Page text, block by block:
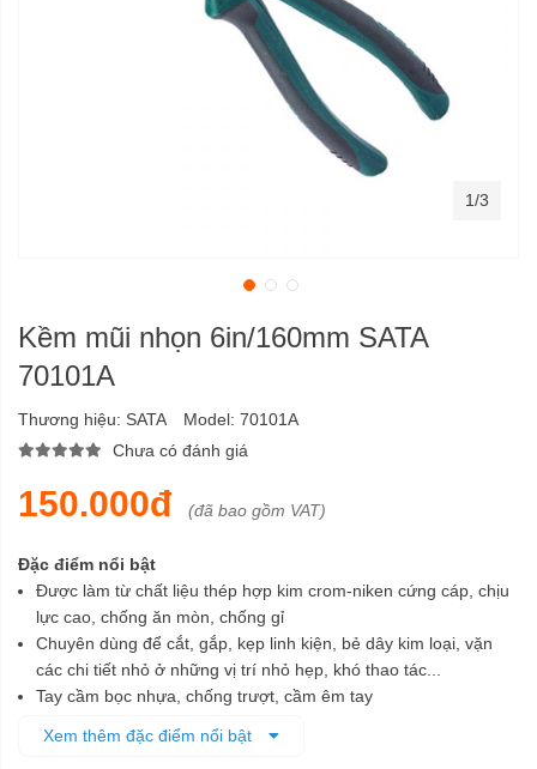
Kềm mũi nhọn 6in/160mm SATA
70101A
Thương hiệu: SATA Model: 70101A
Chưa có đánh giá
150.000đ (đã bao gồm VAT)
Đặc điểm nổi bật
Được làm từ chất liệu thép hợp kim crom-niken cứng cáp, chịu
lực cao, chống ăn mòn, chống gỉ
Chuyên dùng để cắt, gắp, kẹp linh kiện, bẻ dây kim loại, vặn
các chi tiết nhỏ ở những vị trí nhỏ hẹp, khó thao tác...
Tay cầm bọc nhựa, chống trượt, cầm êm tay
Xem thêm đặc điểm nổi bật
1/3